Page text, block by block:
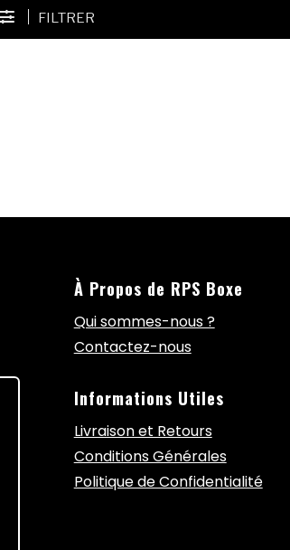
FILTRER
À Propos de RPS Boxe
Qui sommes-nous ?
Contactez-nous
Informations Utiles
Livraison et Retours
Conditions Générales
Politique de Confidentialité